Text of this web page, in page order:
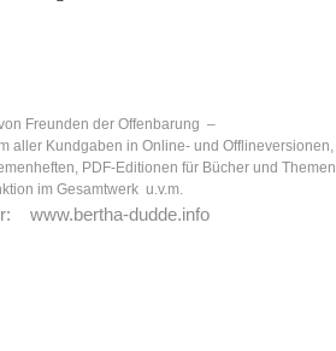
Freunden der Offenbarung –
aller Kundgaben in Online- und Offlineversionen,
PDF-Editionen für Bücher und
im Gesamtwerk u.v.m.
www.bertha-dudde.info